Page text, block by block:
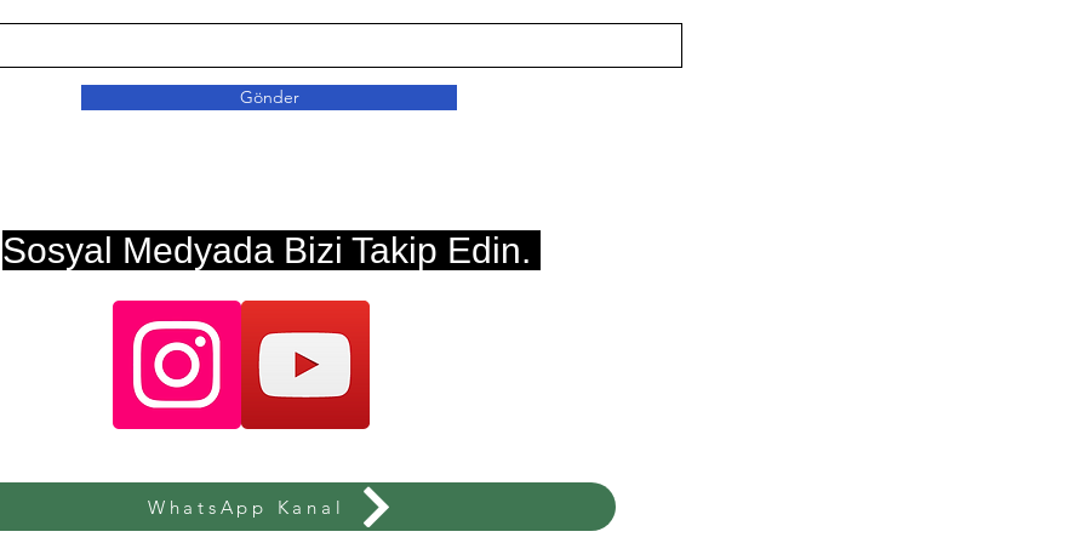
Gönder
Sosyal Medyada Bizi Takip Edin.
WhatsApp Kanal